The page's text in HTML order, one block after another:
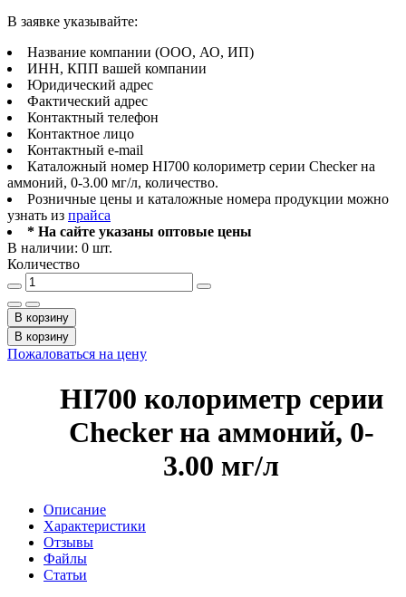
В заявке указывайте:
Название компании (ООО, АО, ИП)
ИНН, КПП вашей компании
Юридический адрес
Фактический адрес
Контактный телефон
Контактное лицо
Контактный e-mail
Каталожный номер HI700 колориметр серии Checker на
аммоний, 0-3.00 мг/л, количество.
Розничные цены и каталожные номера продукции можно
узнать из прайса
* На сайте указаны оптовые цены
В наличии: 0 шт.
Количество
В корзину
В корзину
Пожаловаться на цену
HI700 колориметр серии
Checker на аммоний, 0-
3.00 мг/л
Описание
Характеристики
Отзывы
Файлы
Статьи